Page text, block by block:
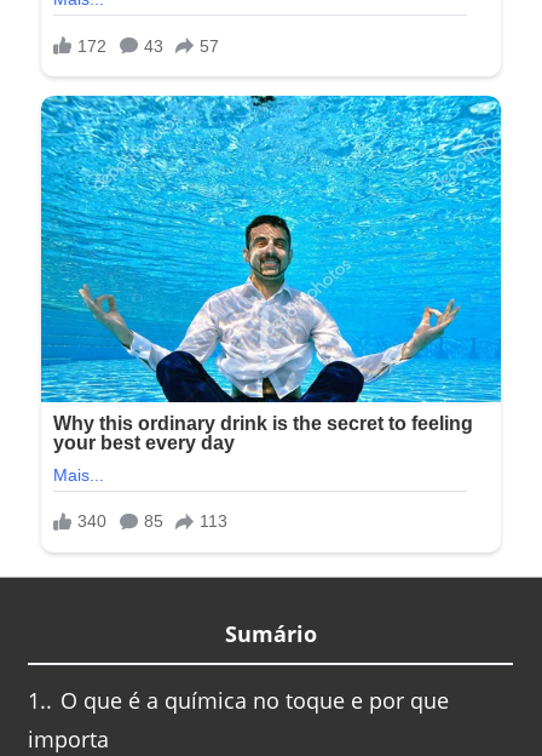
Sumário
1. O que é a química no toque e por que
importa